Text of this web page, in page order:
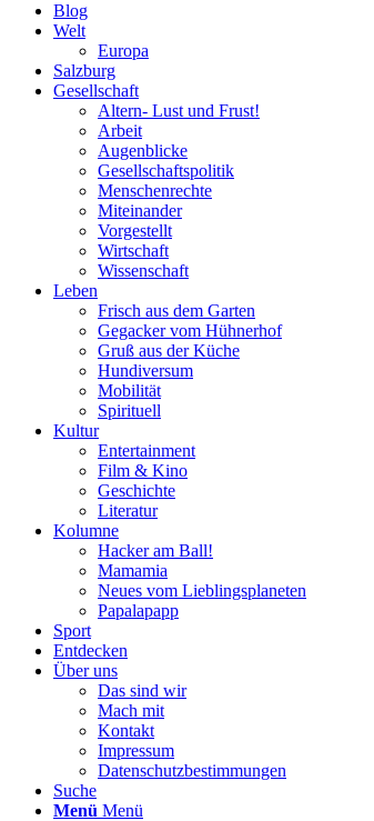
Blog
Welt
Europa
Salzburg
Gesellschaft
Altern- Lust und Frust!
Arbeit
Augenblicke
Gesellschaftspolitik
Menschenrechte
Miteinander
Vorgestellt
Wirtschaft
Wissenschaft
Leben
Frisch aus dem Garten
Gegacker vom Hühnerhof
Gruß aus der Küche
Hundiversum
Mobilität
Spirituell
Kultur
Entertainment
Film & Kino
Geschichte
Literatur
Kolumne
Hacker am Ball!
Mamamia
Neues vom Lieblingsplaneten
Papalapapp
Sport
Entdecken
Über uns
Das sind wir
Mach mit
Kontakt
Impressum
Datenschutzbestimmungen
Suche
Menü Menü